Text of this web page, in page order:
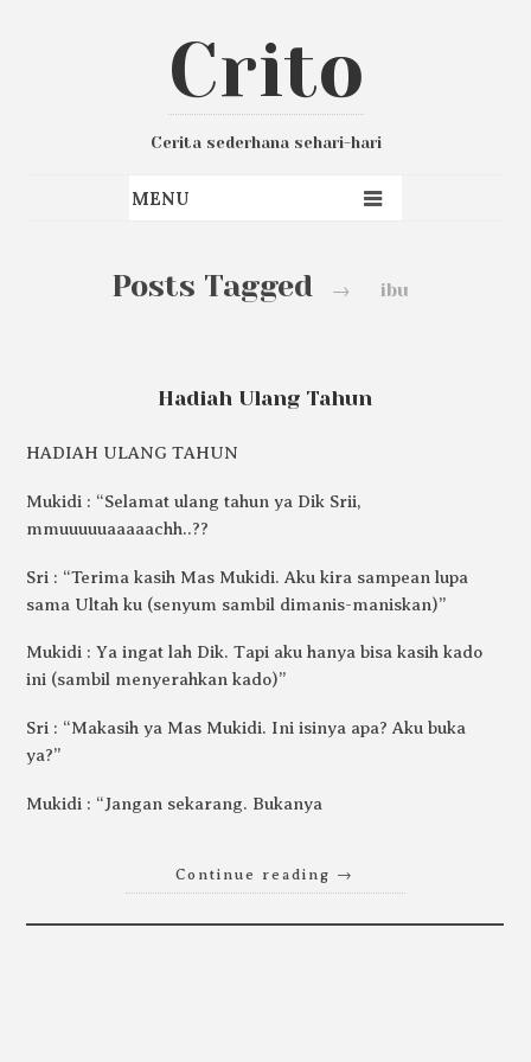
Crito
Cerita sederhana sehari-hari
Posts Tagged → ibu
Hadiah Ulang Tahun
HADIAH ULANG TAHUN
Mukidi : “Selamat ulang tahun ya Dik Srii,
mmuuuuuaaaaachh..??
Sri : “Terima kasih Mas Mukidi. Aku kira sampean lupa
sama Ultah ku (senyum sambil dimanis-maniskan)”
Mukidi : Ya ingat lah Dik. Tapi aku hanya bisa kasih kado
ini (sambil menyerahkan kado)”
Sri : “Makasih ya Mas Mukidi. Ini isinya apa? Aku buka
ya?”
Mukidi : “Jangan sekarang. Bukanya
Continue reading →